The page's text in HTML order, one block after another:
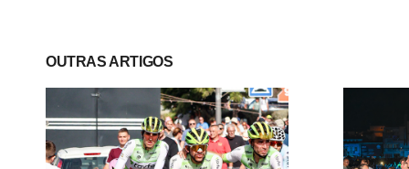
OUTRAS ARTIGOS